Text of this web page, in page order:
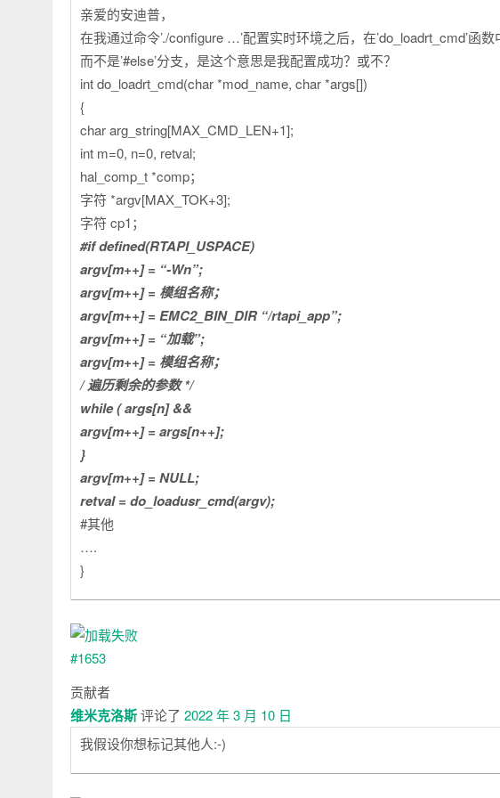
亲爱的安迪普，
在我通过命令’./configure …’配置实时环境之后，在’do_loadrt_cmd’函
而不是’#else’分支，是这个意思是我配置成功？或不？
int do_loadrt_cmd(char *mod_name, char *args[])
{
char arg_string[MAX_CMD_LEN+1];
int m=0, n=0, retval;
hal_comp_t *comp；
字符 *argv[MAX_TOK+3];
字符 cp1；
#if defined(RTAPI_USPACE)
argv[m++] = “-Wn”;
argv[m++] = 模组名称；
argv[m++] = EMC2_BIN_DIR “/rtapi_app”;
argv[m++] = “加载”;
argv[m++] = 模组名称；
/ 遍历剩余的参数 */
while ( args[n] &&
argv[m++] = args[n++];
}
argv[m++] = NULL;
retval = do_loadusr_cmd(argv);
#其他
….
}
贡献者
维米克洛斯评论了 2022 年 3 月 10 日
我假设你想标记其他人:-)